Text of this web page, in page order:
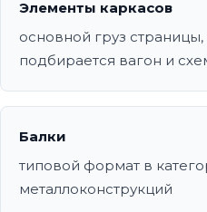
Элементы каркасов
основной груз
подбирается вагон и
Балки
типовой формат в
металлоконструкций